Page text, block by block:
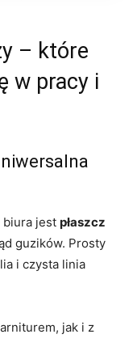
– które
w pracy i
biura jest płaszcz
guzików. Prosty
i czysta linia
jak i z